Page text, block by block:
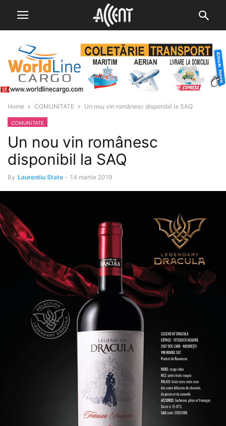
Home COMUNITATE Un nou vin românesc disponibil la SAQ
COMUNITATE
Un nou vin românesc
disponibil la SAQ
By Laurentiu State - 14 martie 2019